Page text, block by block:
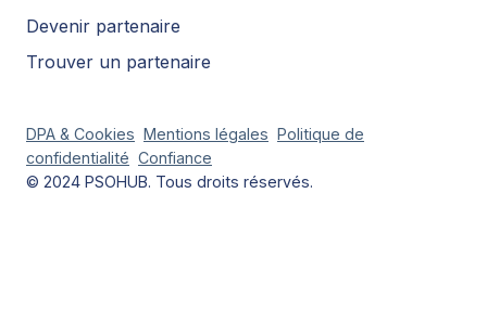
Devenir partenaire
Trouver un partenaire
DPA & Cookies Mentions légales Politique de
confidentialité Confiance
© 2024 PSOHUB. Tous droits réservés.